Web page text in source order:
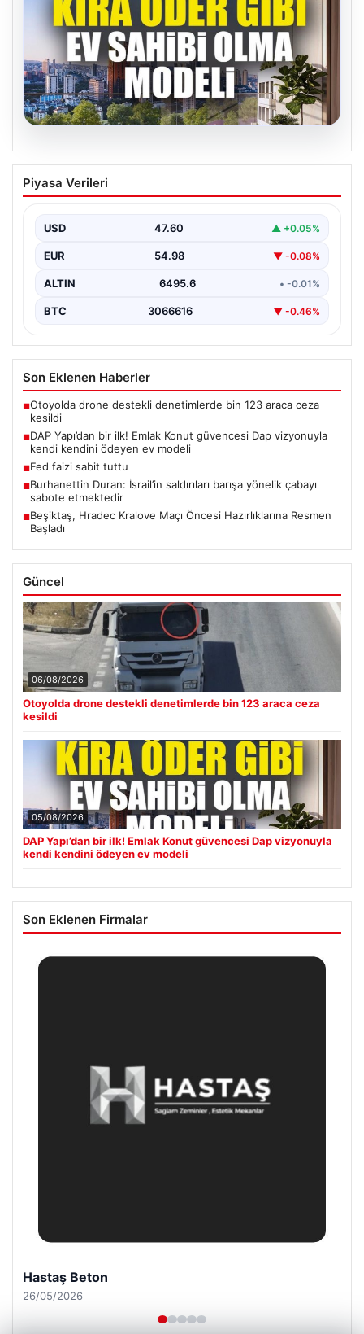
05.08.2026
DAP Yapı’dan bir ilk! Emlak Konut
güvencesi Dap vizyonuyla kendi
Piyasa Verileri
USD 47.60 ▲ +0.05%
EUR 54.98 ▼ -0.08%
ALTIN 6495.6 • -0.01%
BTC 3066616 ▼ -0.46%
Son Eklenen Haberler
■Otoyolda drone destekli denetimlerde bin 123 araca ceza
kesildi
■DAP Yapı’dan bir ilk! Emlak Konut güvencesi Dap vizyonuyla
kendi kendini ödeyen ev modeli
■Fed faizi sabit tuttu
■Burhanettin Duran: İsrail’in saldırıları barışa yönelik çabayı
sabote etmektedir
■Beşiktaş, Hradec Kralove Maçı Öncesi Hazırlıklarına Resmen
Başladı
Güncel
06/08/2026
Otoyolda drone destekli denetimlerde bin 123 araca ceza
kesildi
05/08/2026
DAP Yapı’dan bir ilk! Emlak Konut güvencesi Dap vizyonuyla
kendi kendini ödeyen ev modeli
Son Eklenen Firmalar
Enes Kaplan Avukatlık Bürosu
28/04/2026